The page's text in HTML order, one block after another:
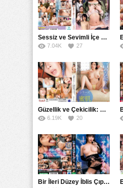
Gecesi NHDTC türkçe altyazılı
Sessiz ve Sevimli İçe Dönükler İçin Kremalı Pastalar: 后藤えmi ve KTRA’nın Özel Tarifesi
7.04K 27
Güzellik ve Çekicilik: Bir İşyeri Kadininin Hikayesi
6.19K 20
Bir İleri Düzey İblis Çıplak Teslimat Görevlisi, İnce Bedeni ve Şeytani Becerileriyle Sizi Sürekli BoşaltacakMDBK